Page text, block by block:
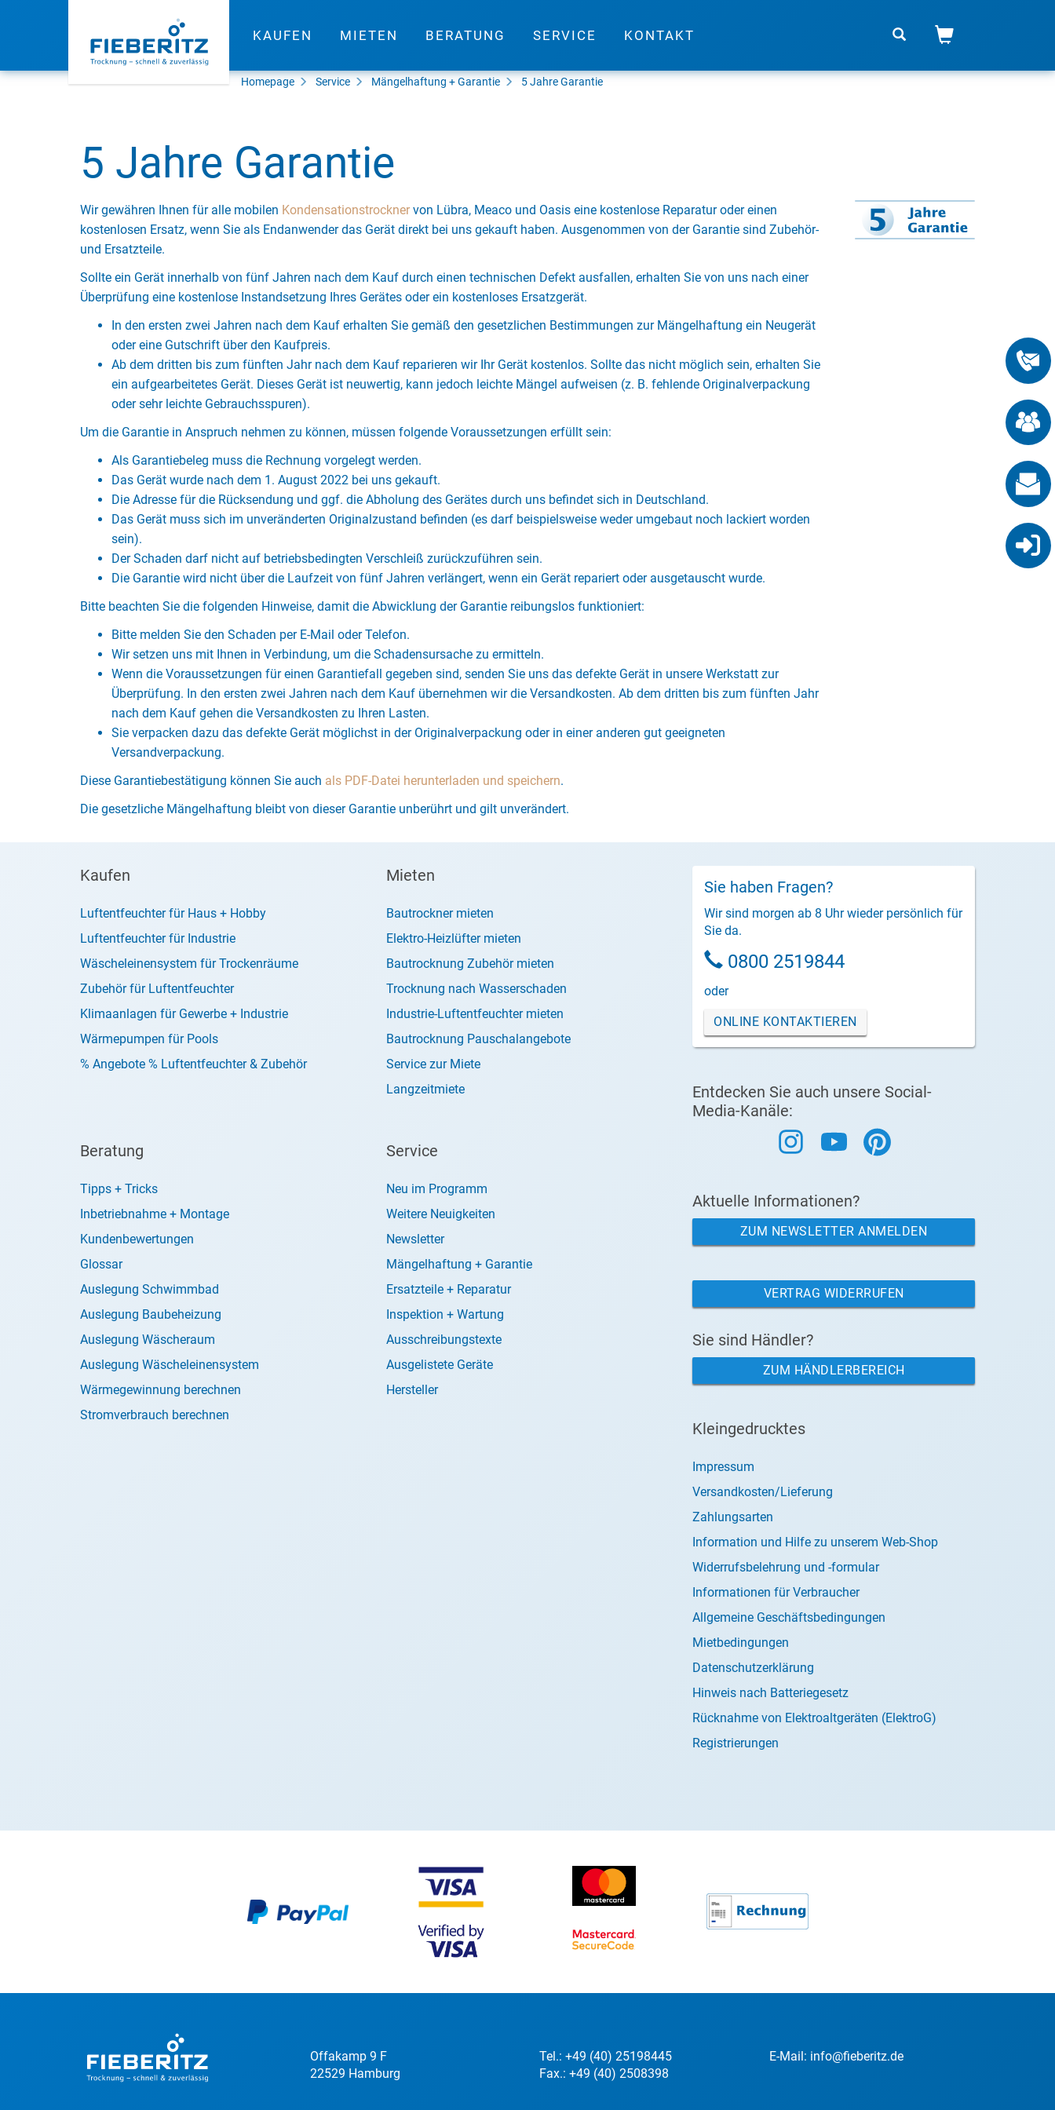
KAUFEN MIETEN BERATUNG SERVICE KONTAKT
Homepage Service Mängelhaftung + Garantie 5 Jahre Garantie
5 Jahre Garantie
Wir gewähren Ihnen für alle mobilen Kondensationstrocknervon Lübra, Meaco und Oasis eine kostenlose Reparatur oder einen
kostenlosen Ersatz, wenn Sie als Endanwender das Gerät direkt bei uns gekauft haben. Ausgenommen von der Garantie sind Zubehör-
und Ersatzteile.
Sollte ein Gerät innerhalb von fünf Jahren nach dem Kauf durch einen technischen Defekt ausfallen, erhalten Sie von uns nach einer
Überprüfung eine kostenlose Instandsetzung Ihres Gerätes oder ein kostenloses Ersatzgerät.
In den ersten zwei Jahren nach dem Kauf erhalten Sie gemäß den gesetzlichen Bestimmungen zur Mängelhaftung ein Neugerät
oder eine Gutschrift über den Kaufpreis.
Ab dem dritten bis zum fünften Jahr nach dem Kauf reparieren wir Ihr Gerät kostenlos. Sollte das nicht möglich sein, erhalten Sie
ein aufgearbeitetes Gerät. Dieses Gerät ist neuwertig, kann jedoch leichte Mängel aufweisen (z. B. fehlende Originalverpackung
oder sehr leichte Gebrauchsspuren).
Um die Garantie in Anspruch nehmen zu können, müssen folgende Voraussetzungen erfüllt sein:
Als Garantiebeleg muss die Rechnung vorgelegt werden.
Das Gerät wurde nach dem 1. August 2022 bei uns gekauft.
Die Adresse für die Rücksendung und ggf. die Abholung des Gerätes durch uns befindet sich in Deutschland.
Das Gerät muss sich im unveränderten Originalzustand befinden (es darf beispielsweise weder umgebaut noch lackiert worden
sein).
Der Schaden darf nicht auf betriebsbedingten Verschleiß zurückzuführen sein.
Die Garantie wird nicht über die Laufzeit von fünf Jahren verlängert, wenn ein Gerät repariert oder ausgetauscht wurde.
Bitte beachten Sie die folgenden Hinweise, damit die Abwicklung der Garantie reibungslos funktioniert:
Bitte melden Sie den Schaden per E-Mail oder Telefon.
Wir setzen uns mit Ihnen in Verbindung, um die Schadensursache zu ermitteln.
Wenn die Voraussetzungen für einen Garantiefall gegeben sind, senden Sie uns das defekte Gerät in unsere Werkstatt zur
Überprüfung. In den ersten zwei Jahren nach dem Kauf übernehmen wir die Versandkosten. Ab dem dritten bis zum fünften Jahr
nach dem Kauf gehen die Versandkosten zu Ihren Lasten.
Sie verpacken dazu das defekte Gerät möglichst in der Originalverpackung oder in einer anderen gut geeigneten
Versandverpackung.
Diese Garantiebestätigung können Sie auch als PDF-Datei herunterladen und speichern.
Die gesetzliche Mängelhaftung bleibt von dieser Garantie unberührt und gilt unverändert.
Kaufen
Luftentfeuchter für Haus + Hobby
Luftentfeuchter für Industrie
Wäscheleinensystem für Trockenräume
Zubehör für Luftentfeuchter
Klimaanlagen für Gewerbe + Industrie
Wärmepumpen für Pools
% Angebote % Luftentfeuchter & Zubehör
Mieten
Bautrockner mieten
Elektro-Heizlüfter mieten
Bautrocknung Zubehör mieten
Trocknung nach Wasserschaden
Industrie-Luftentfeuchter mieten
Bautrocknung Pauschalangebote
Service zur Miete
Langzeitmiete
Beratung
Tipps + Tricks
Inbetriebnahme + Montage
Kundenbewertungen
Glossar
Auslegung Schwimmbad
Auslegung Baubeheizung
Auslegung Wäscheraum
Auslegung Wäscheleinensystem
Wärmegewinnung berechnen
Stromverbrauch berechnen
Service
Neu im Programm
Weitere Neuigkeiten
Newsletter
Mängelhaftung + Garantie
Ersatzteile + Reparatur
Inspektion + Wartung
Ausschreibungstexte
Ausgelistete Geräte
Hersteller
Sie haben Fragen?
Wir sind morgen ab 8 Uhr wieder persönlich für
Sie da.
0800 2519844
oder
ONLINE KONTAKTIEREN
Entdecken Sie auch unsere Social-
Media-Kanäle:
Aktuelle Informationen?
ZUM NEWSLETTER ANMELDEN
VERTRAG WIDERRUFEN
Sie sind Händler?
ZUM HÄNDLERBEREICH
Kleingedrucktes
Impressum
Versandkosten/Lieferung
Zahlungsarten
Information und Hilfe zu unserem Web-Shop
Widerrufsbelehrung und -formular
Informationen für Verbraucher
Allgemeine Geschäftsbedingungen
Mietbedingungen
Datenschutzerklärung
Hinweis nach Batteriegesetz
Rücknahme von Elektroaltgeräten (ElektroG)
Registrierungen
Offakamp 9 F
22529 Hamburg
Tel.: +49 (40) 25198445
Fax.: +49 (40) 2508398
E-Mail: info@fieberitz.de